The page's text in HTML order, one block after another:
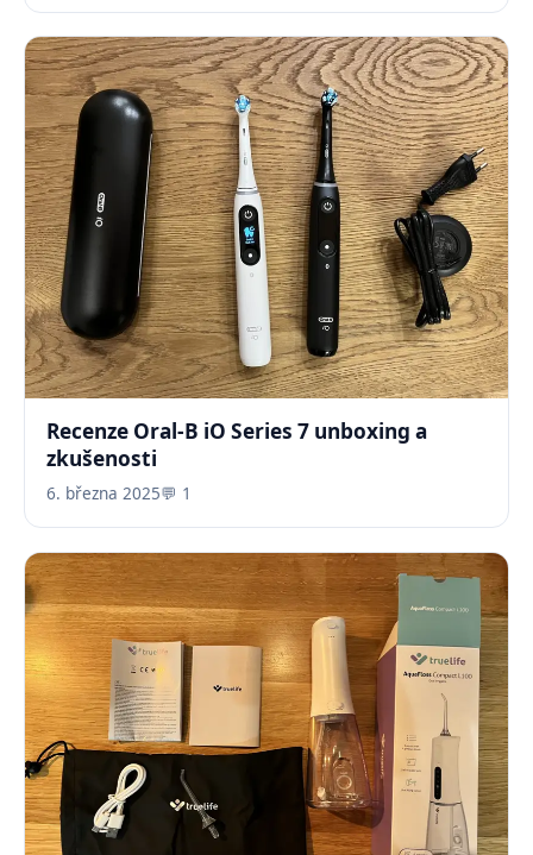
Recenze Oral-B iO Series 7 unboxing a
zkušenosti
6. března 2025💬 1